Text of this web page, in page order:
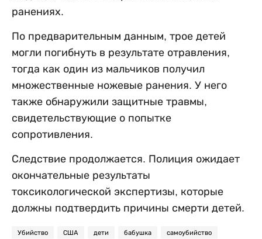
ранениях.
По предварительным данным, трое детей
могли погибнуть в результате отравления,
тогда как один из мальчиков получил
множественные ножевые ранения. У него
также обнаружили защитные травмы,
свидетельствующие о попытке
сопротивления.
Следствие продолжается. Полиция ожидает
окончательные результаты
токсикологической экспертизы, которые
должны подтвердить причины смерти детей.
Убийство США дети бабушка самоубийство